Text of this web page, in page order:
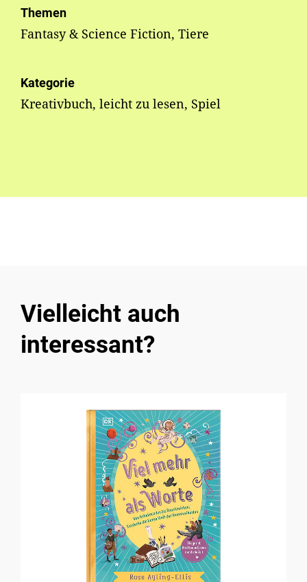
Themen
Fantasy & Science Fiction, Tiere
Kategorie
Kreativbuch, leicht zu lesen, Spiel
Vielleicht auch
interessant?